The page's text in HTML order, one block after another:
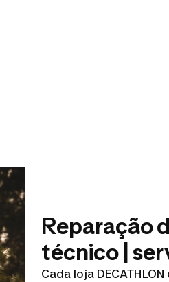
Reparação
técnico |
Cada loja